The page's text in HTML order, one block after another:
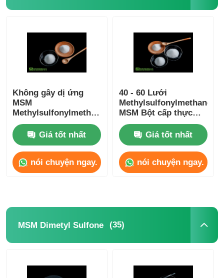
Không gây dị ứng
MSM
Methylsulfonylmethane
0,5% Chống đóng
bánh Không chiếu xạ
Giá tốt nhất
nói chuyện ngay.
40 - 60 Lưới
Methylsulfonylmethane
MSM Bột cấp thực
phẩm chay
Giá tốt nhất
nói chuyện ngay.
MSM Dimetyl Sulfone (35)